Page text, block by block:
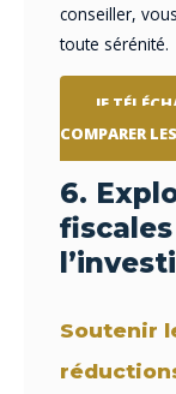
conseiller,
toute sérénité.
JE
COMPARER
6.
Soutenir